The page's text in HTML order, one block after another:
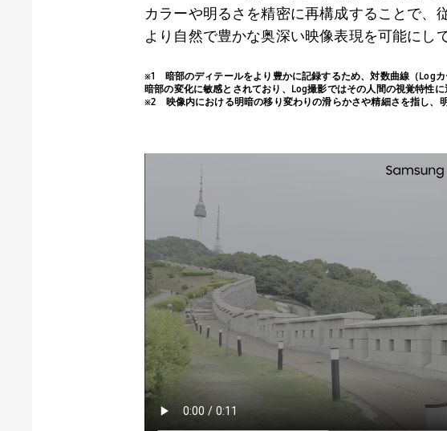
カラーや明るさを精密に再構成することで、
より自然で豊かな奥深い映像表現を可能にし
※1 暗部のディテールをより豊かに記録するため、対数曲線（ Log
暗部の変化に敏感とされており、
Log撮影ではその人間の視覚特性に
※2 映像内における明暗の移り変わりの滑らかさや精細さを指し、